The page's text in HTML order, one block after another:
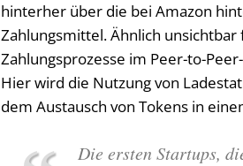
hinterher über die bei Amazon
Zahlungsmittel. Ähnlich
Zahlungsprozesse im Peer-to-
Hier wird die Nutzung von
dem Austausch von Tokens in
Die ersten Startups,